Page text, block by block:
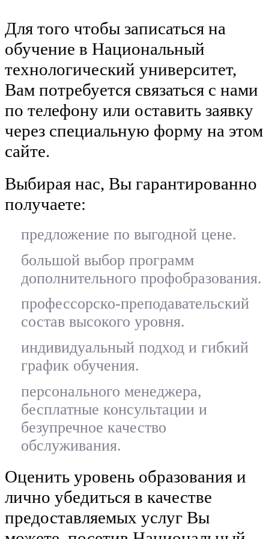
Для того чтобы записаться на
обучение в Национальный
технологический университет,
Вам потребуется связаться с нами
по телефону или оставить заявку
через специальную форму на этом
сайте.
Выбирая нас, Вы гарантированно
получаете:
предложение по выгодной цене.
большой выбор программ
дополнительного профобразования.
профессорско-преподавательский
состав высокого уровня.
индивидуальный подход и гибкий
график обучения.
персонального менеджера,
бесплатные консультации и
безупречное качество
обслуживания.
Оценить уровень образования и
лично убедиться в качестве
предоставляемых услуг Вы